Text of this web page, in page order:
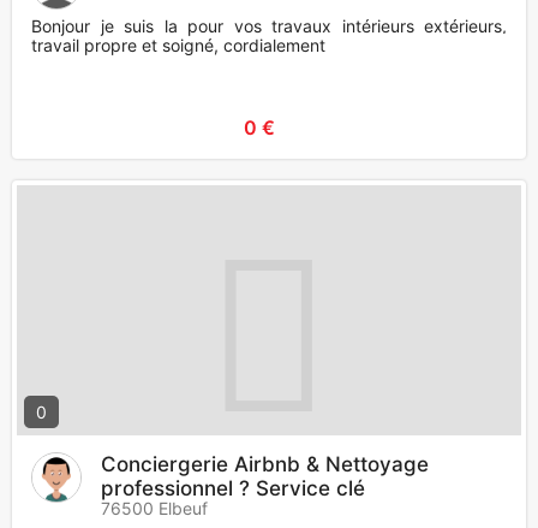
Bonjour je suis la pour vos travaux intérieurs extérieurs,
travail propre et soigné, cordialement
0 €
0
Conciergerie Airbnb & Nettoyage
professionnel ? Service clé
76500 Elbeuf